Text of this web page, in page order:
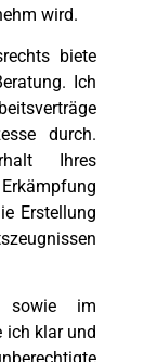
wird.
biete
Ich
durch.
Ihres
Erstellung
sowie im
ich klar und